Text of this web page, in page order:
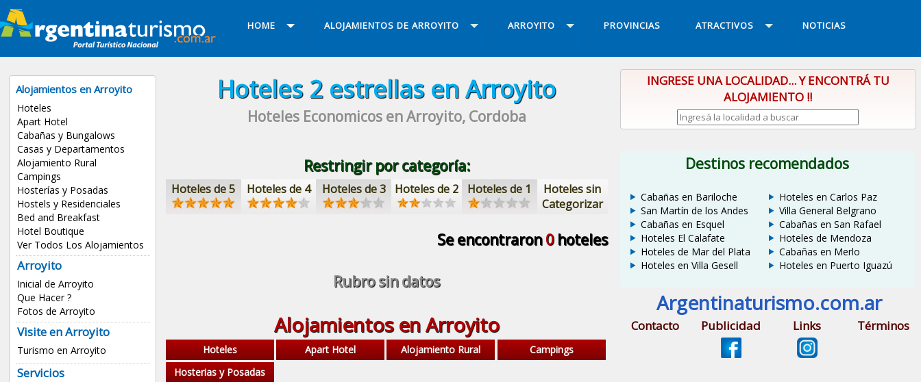
HOME ALOJAMIENTOS DE ARROYITO ARROYITO PROVINCIAS ATRACTIVOS NOTICIAS
Alojamientos en Arroyito
Hoteles
Apart Hotel
Cabañas y Bungalows
Casas y Departamentos
Alojamiento Rural
Campings
Hosterías y Posadas
Hostels y Residenciales
Bed and Breakfast
Hotel Boutique
Ver Todos Los Alojamientos
Arroyito
Inicial de Arroyito
Que Hacer ?
Fotos de Arroyito
Visite en Arroyito
Turismo en Arroyito
Servicios
Hoteles 2 estrellasen Arroyito
Hoteles Economicosen Arroyito, Cordoba
Restringir por categoría:
Hoteles de 5 Hoteles de 4 Hoteles de 3 Hoteles de 2 Hoteles de 1
Hoteles sin
Categorizar
Se encontraron0hoteles
Rubro sin datos
Alojamientos en Arroyito
Hoteles Apart Hotel Alojamiento Rural
Campings
Hosterias y Posadas
INGRESE UNA LOCALIDAD... Y ENCONTRÁ TU
ALOJAMIENTO !!
Destinos recomendados
Cabañas en Bariloche
San Martín de los Andes
Cabañas en Esquel
Hoteles El Calafate
Hoteles de Mar del Plata
Hoteles en Villa Gesell
Hoteles en Carlos Paz
Villa General Belgrano
Cabañas en San Rafael
Hoteles de Mendoza
Cabañas en Merlo
Hoteles en Puerto Iguazú
Argentinaturismo.com.ar
Contacto Publicidad Links Términos